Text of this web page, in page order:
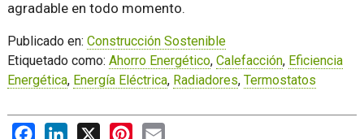
agradable en todo momento.
Publicado en: Construcción Sostenible
Etiquetado como: Ahorro Energético, Calefacción, Eficiencia
Energética, Energía Eléctrica, Radiadores, Termostatos
FacebookLinkedIn
X PinterestEmail